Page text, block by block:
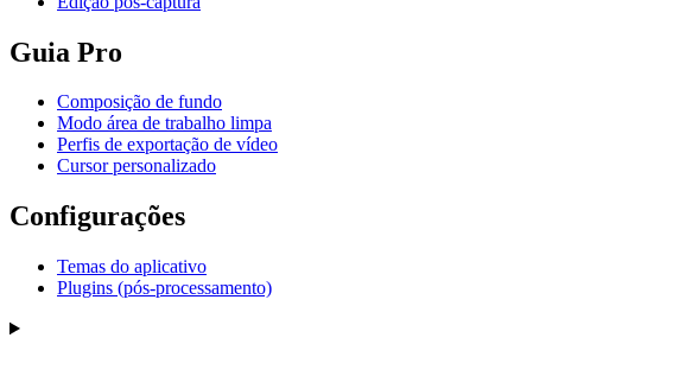
Guia Pro
Composição de fundo
Modo área de trabalho limpa
Perfis de exportação de vídeo
Cursor personalizado
Configurações
Temas do aplicativo
Plugins (pós-processamento)